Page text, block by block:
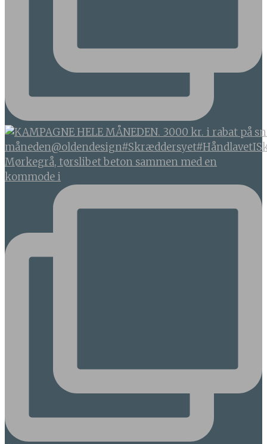
Mørkegrå, tørslibet beton sammen med en
kommode i